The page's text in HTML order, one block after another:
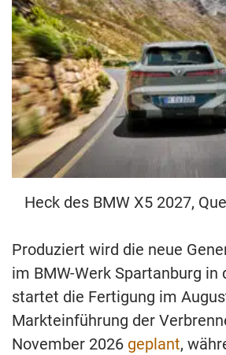
Heck des BMW X5 2027,
Produziert wird die neue
im BMW-Werk Spartanburg in
startet die Fertigung im
Markteinführung der
November 2026 geplant,